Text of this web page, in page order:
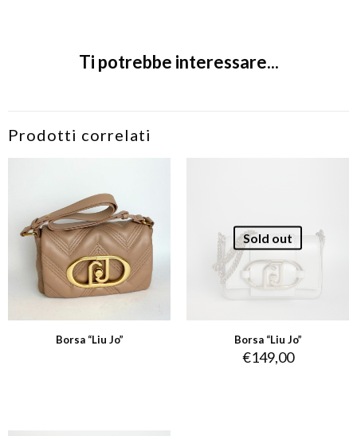
Ti potrebbe interessare...
Prodotti correlati
Borsa “Liu Jo”
Sold out
Borsa “Liu Jo”
€149,00